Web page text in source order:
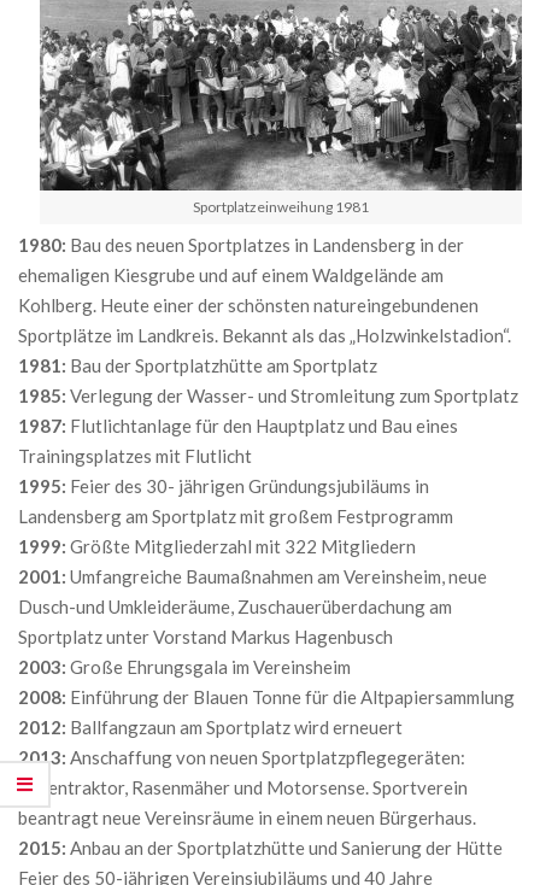
Sportplatzeinweihung 1981
1980: Bau des neuen Sportplatzes in Landensberg in der
ehemaligen Kiesgrube und auf einem Waldgelände am
Kohlberg. Heute einer der schönsten natureingebundenen
Sportplätze im Landkreis. Bekannt als das „Holzwinkelstadion“.
1981: Bau der Sportplatzhütte am Sportplatz
1985: Verlegung der Wasser- und Stromleitung zum Sportplatz
1987: Flutlichtanlage für den Hauptplatz und Bau eines
Trainingsplatzes mit Flutlicht
1995: Feier des 30- jährigen Gründungsjubiläums in
Landensberg am Sportplatz mit großem Festprogramm
1999: Größte Mitgliederzahl mit 322 Mitgliedern
2001: Umfangreiche Baumaßnahmen am Vereinsheim, neue
Dusch-und Umkleideräume, Zuschauerüberdachung am
Sportplatz unter Vorstand Markus Hagenbusch
2003: Große Ehrungsgala im Vereinsheim
2008: Einführung der Blauen Tonne für die Altpapiersammlung
2012: Ballfangzaun am Sportplatz wird erneuert
2013: Anschaffung von neuen Sportplatzpflegegeräten:
Rasentraktor, Rasenmäher und Motorsense. Sportverein
beantragt neue Vereinsräume in einem neuen Bürgerhaus.
2015: Anbau an der Sportplatzhütte und Sanierung der Hütte
Feier des 50-jährigen Vereinsjubiläums und 40 Jahre